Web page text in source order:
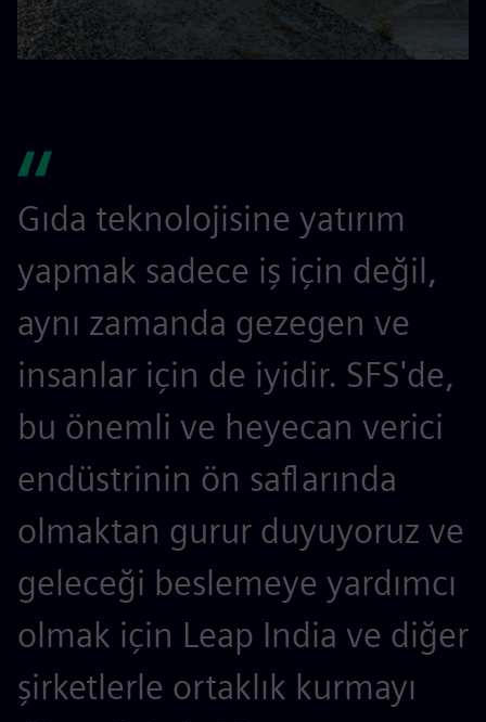
Gıda teknolojisine yatırım
yapmak sadece iş için değil,
aynı zamanda gezegen ve
insanlar için de iyidir. SFS'de,
bu önemli ve heyecan verici
endüstrinin ön saflarında
olmaktan gurur duyuyoruz ve
geleceği beslemeye yardımcı
olmak için Leap India ve diğer
şirketlerle ortaklık kurmayı